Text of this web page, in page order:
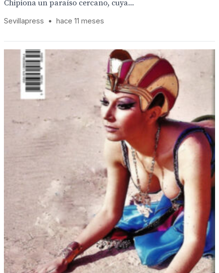
Chipiona un paraíso cercano, cuya...
Sevillapress • hace 11 meses